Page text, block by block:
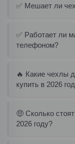
✅ Мешает ли
✅ Работает ли
телефоном?
🔥 Какие чехлы
купить в 2026
🤑 Сколько
2026 году?